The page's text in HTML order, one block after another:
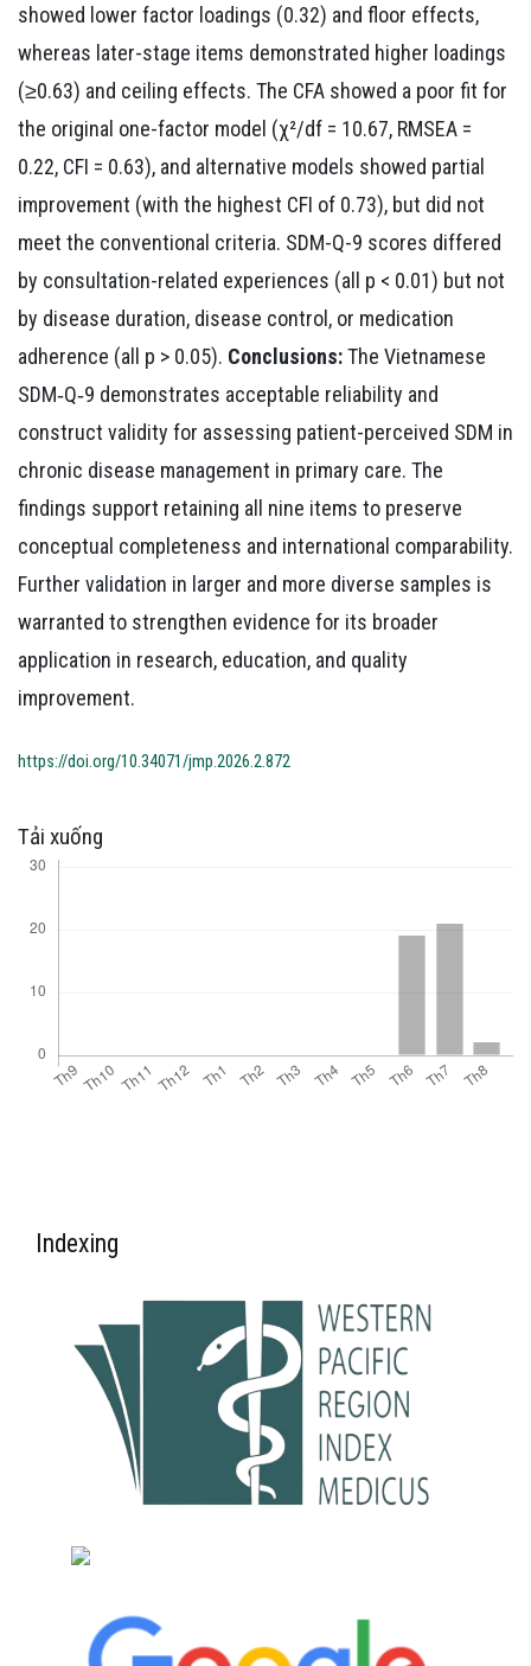
Tải xuống
Indexing
showed lower factor loadings (0.32) and floor effects,
whereas later-stage items demonstrated higher loadings
(≥0.63) and ceiling effects. The CFA showed a poor fit for
the original one-factor model (χ²/df = 10.67, RMSEA =
0.22, CFI = 0.63), and alternative models showed partial
improvement (with the highest CFI of 0.73), but did not
meet the conventional criteria. SDM-Q-9 scores differed
by consultation-related experiences (all p < 0.01) but not
by disease duration, disease control, or medication
adherence (all p > 0.05). Conclusions:The Vietnamese
SDM‑Q‑9 demonstrates acceptable reliability and
construct validity for assessing patient-perceived SDM in
chronic disease management in primary care. The
findings support retaining all nine items to preserve
conceptual completeness and international comparability.
Further validation in larger and more diverse samples is
warranted to strengthen evidence for its broader
application in research, education, and quality
improvement.
https://doi.org/10.34071/jmp.2026.2.872